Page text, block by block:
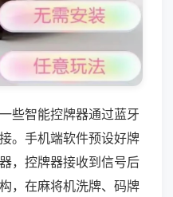
些智能控牌器通过蓝牙
。手机端软件预设好牌
，控牌器接收到信号后
，在麻将机洗牌、码牌